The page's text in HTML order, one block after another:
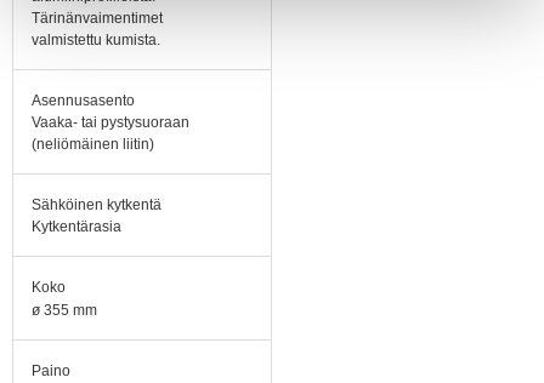
Tärinänvaimentimet
valmistettu kumista.
Asennusasento
Vaaka- tai pystysuoraan
(neliömäinen liitin)
Sähköinen kytkentä
Kytkentärasia
Koko
ø 355 mm
Paino